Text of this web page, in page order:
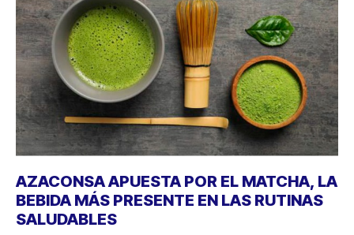
AZACONSA APUESTA POR EL MATCHA, LA
BEBIDA MÁS PRESENTE EN LAS RUTINAS
SALUDABLES